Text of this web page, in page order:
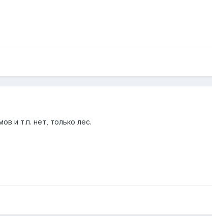
и т.п. нет, только лес.